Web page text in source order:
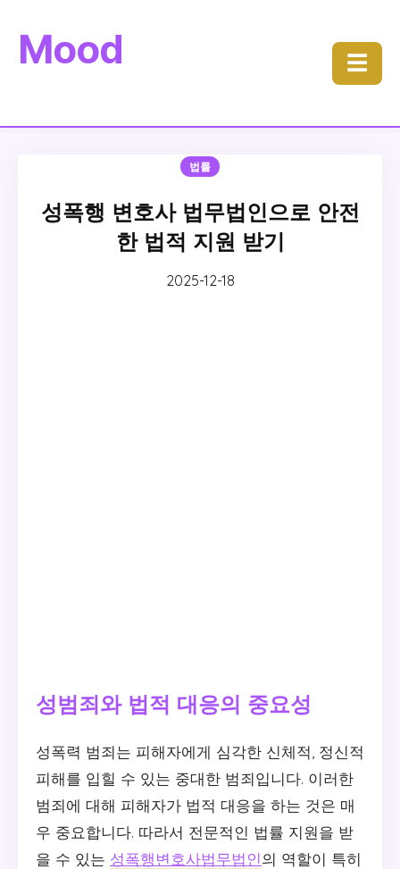
Mood ☰
법률
성폭행 변호사 법무법인으로 안전
한 법적 지원 받기
2025-12-18
성범죄와 법적 대응의 중요성
성폭력 범죄는 피해자에게 심각한 신체적, 정신적
피해를 입힐 수 있는 중대한 범죄입니다. 이러한
범죄에 대해 피해자가 법적 대응을 하는 것은 매
우 중요합니다. 따라서 전문적인 법률 지원을 받
을 수 있는 성폭행변호사법무법인의 역할이 특히